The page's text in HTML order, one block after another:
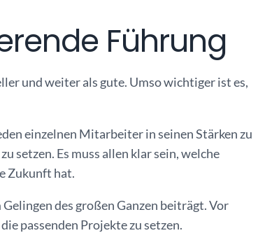
Führung
und weiter als gute. Umso wichtiger ist es,
einzelnen Mitarbeiter in seinen Stärken zu
setzen. Es muss allen klar sein, welche
Zukunft hat.
des großen Ganzen beiträgt. Vor
passenden Projekte zu setzen.